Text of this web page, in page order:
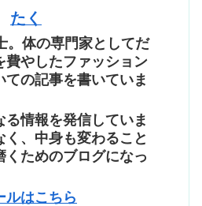
たく
。体の専門家としてだ
費やしたファッション
ての記事を書いていま
る情報を発信していま
く、中身も変わること
くためのブログになっ
ルはこちら